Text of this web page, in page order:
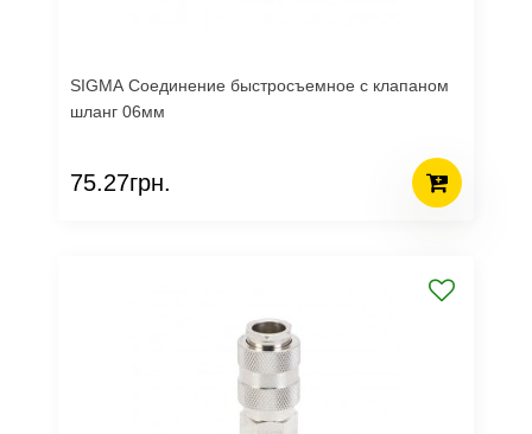
SIGMA Соединение быстросъемное с клапаном
шланг 06мм
75.27грн.